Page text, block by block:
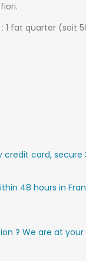
fat quarter (soit
card, secure
48 hours in
? We are at